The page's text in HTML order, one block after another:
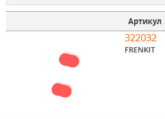
Артикул
322032
FRENKIT